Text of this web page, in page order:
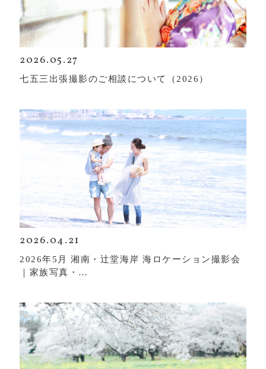
2026.05.27
七五三出張撮影のご相談について（2026）
2026.04.21
2026年5月 湘南・辻堂海岸 海ロケーション撮影会
｜家族写真・…